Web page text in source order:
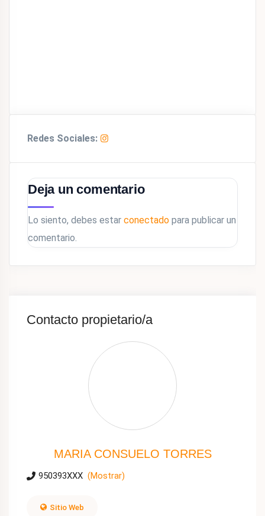
Redes Sociales:
Deja un comentario
Lo siento, debes estar conectado para publicar un
comentario.
Contacto propietario/a
MARIA CONSUELO TORRES
950393XXX (Mostrar)
Sitio Web